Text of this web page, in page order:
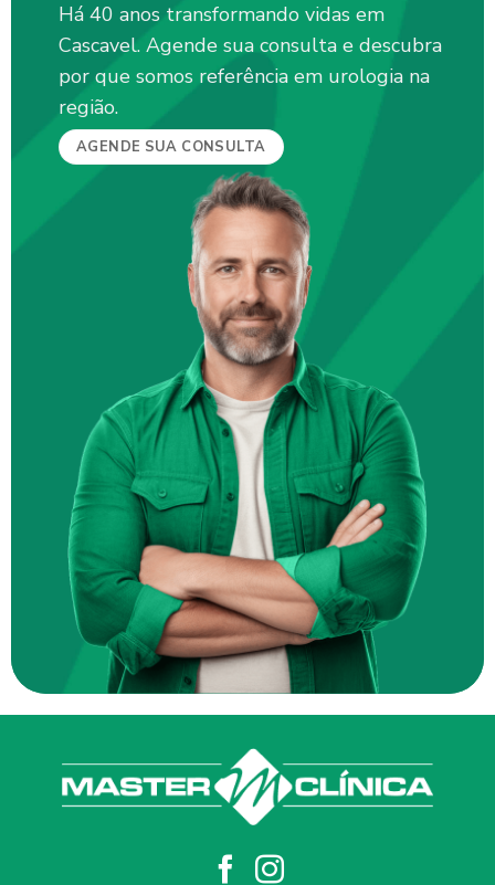
Há 40 anos transformando vidas em
Cascavel. Agende sua consulta e descubra
por que somos referência em urologia na
região.
AGENDE SUA CONSULTA